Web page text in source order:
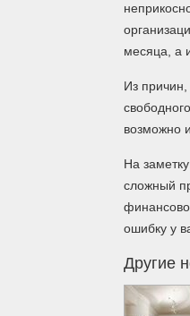
месяца, а
Из причин,
возможно
На
сложный
ошибку у
Другие